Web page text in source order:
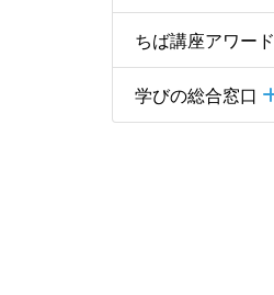
ちば講座アワード
学びの総合窓口